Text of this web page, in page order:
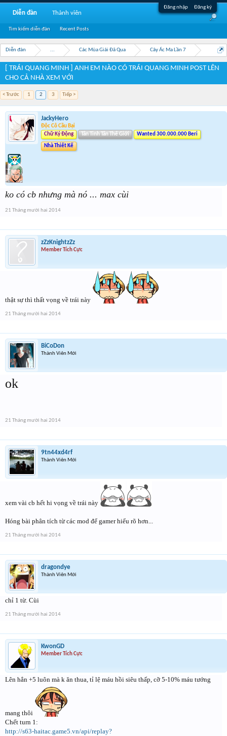
Đăng nhập Đăng ký
Diễn đàn ... Các Mùa Giải Đã Qua Cây Ác Ma Lần 7
[ TRÁI QUANG MINH ] ANH EM NÀO CÓ TRÁI QUANG MINH POST LÊN
CHO CẢ NHÀ XEM VỚI
< Trước 1 2 3 Tiếp >
JackyHero
Độc Cô Cầu Bại
Chữ Ký Động
Tân Tinh Tân Thế Giới Wanted 300.000.000 Beri
Nhà Thiết Kế
ko có cb nhưng mà nó ... max cùi
21 Tháng mười hai 2014
zZzKnightzZz
Member Tích Cực
thật sự thì thất vọng về trái này
21 Tháng mười hai 2014
BiCoDon
Thành Viên Mới
ok
21 Tháng mười hai 2014
9tn44xd4rf
Thành Viên Mới
xem vài cb hết hi vọng về trái này
Hóng bài phân tích từ các mod để gamer hiểu rõ hơn...
21 Tháng mười hai 2014
dragondye
Thành Viên Mới
chỉ 1 từ. Cùi
21 Tháng mười hai 2014
KwonGD
Member Tích Cực
Lên hẳn +5 luôn mà k ăn thua, tỉ lệ máu hồi siêu thấp, cỡ 5-10% máu tướng
mang thôi
Chết turn 1:
http://s63-haitac.game5.vn/api/replay?
Diễn đàn
Tìm kiếm diễn đàn Recent Posts
Thành viên